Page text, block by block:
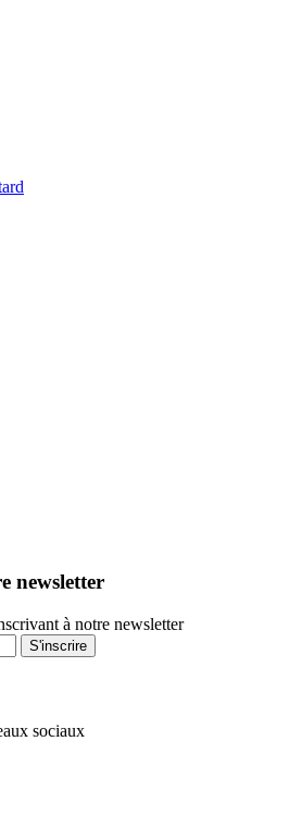
newsletter
à notre newsletter
S'inscrire
sociaux